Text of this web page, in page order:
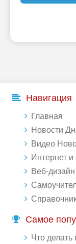
Навигация
Главная
Новости
Видео
Интернет и
Веб-дизайн
Самое
Что делать при